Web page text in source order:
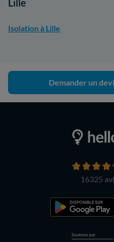
Lille
Isolation à Lille
Demander un
16325